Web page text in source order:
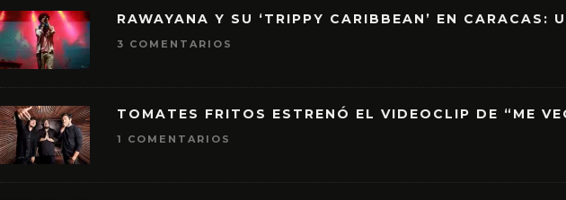
RAWAYANA Y SU ‘TRIPPY CARIBBEAN’ EN CARACAS:
3 COMENTARIOS
TOMATES FRITOS ESTRENÓ EL VIDEOCLIP DE “ME
1 COMENTARIOS